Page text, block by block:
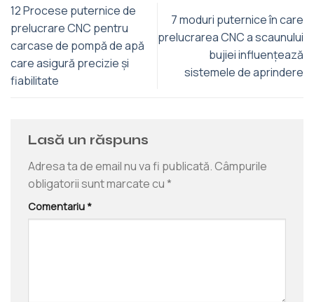
12 Procese puternice de
prelucrare CNC pentru
carcase de pompă de apă
care asigură precizie și
fiabilitate
7 moduri puternice în care
prelucrarea CNC a scaunului
bujiei influențează
sistemele de aprindere
Lasă un răspuns
Adresa ta de email nu va fi publicată. Câmpurile
obligatorii sunt marcate cu*
Comentariu *